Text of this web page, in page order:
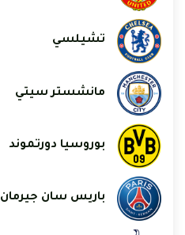
تشيلسي
مانشستر سيتي
بوروسيا دورتموند
باريس سان جيرمان